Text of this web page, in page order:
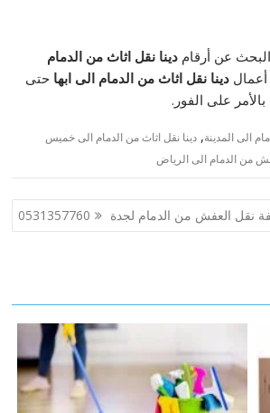
عن أرقام دينا نقل اثاث من الدمام
دينا نقل اثاث من الدمام الى ابها حتى
بالأمر على الفور.
الى المدينة, دينا نقل اثاث من الدمام الى خميس
من الدمام الى الرياض
نقل العفش من الدمام لجدة 0531357760